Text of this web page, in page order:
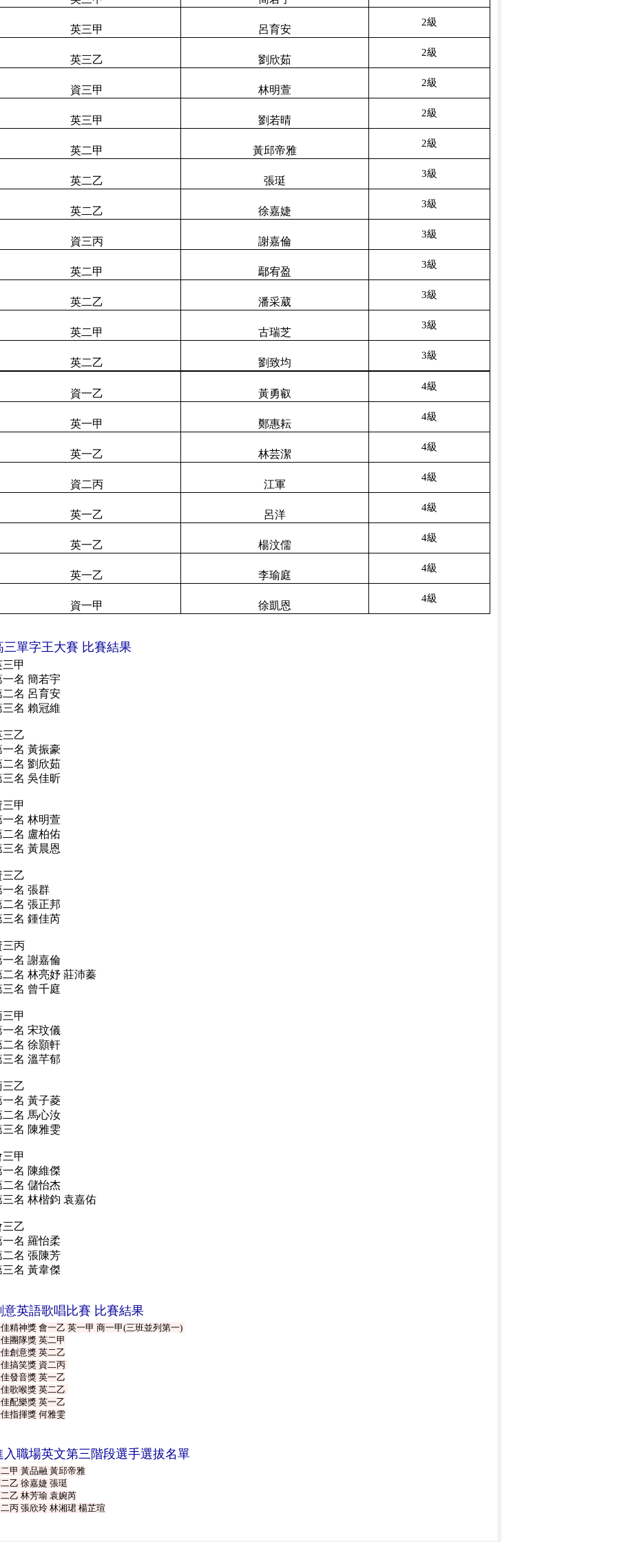
英三甲 呂育安
2級
英三乙 劉欣茹
2級
資三甲 林明萱
2級
英三甲 劉若晴
2級
英二甲 黃邱帝雅
2級
英二乙 張珽
3級
英二乙 徐嘉婕
3級
資三丙 謝嘉倫
3級
英二甲 鄢宥盈
3級
英二乙 潘采葳
3級
英二甲 古瑞芝
3級
英二乙 劉致均
3級
資一乙 黃勇叡
4級
英一甲 鄭惠耘
4級
英一乙 林芸潔
4級
資二丙 江軍
4級
英一乙 呂洋
4級
英一乙 楊汶儒
4級
英一乙 李瑜庭
4級
資一甲 徐凱恩
4級
三單字王大賽 比賽結果
甲
一名 簡若宇
二名 呂育安
三名 賴冠維
三乙
一名 黃振豪
二名 劉欣茹
三名 吳佳昕
甲
一名 林明萱
二名 盧柏佑
三名 黃晨恩
三乙
一名 張群
二名 張正邦
三名 鍾佳芮
三丙
一名 謝嘉倫
二名 林亮妤 莊沛蓁
三名 曾千庭
甲
一名 宋玟儀
二名 徐顥軒
三名 溫芊郁
三乙
一名 黃子菱
二名 馬心汝
三名 陳雅雯
甲
一名 陳維傑
二名 儲怡杰
三名 林楷鈞 袁嘉佑
三乙
一名 羅怡柔
二名 張陳芳
三名 黃韋傑
意英語歌唱比賽 比賽結果
精神獎 會一乙 英一甲 商一甲(三班並列第一)
團隊獎 英二甲
創意獎 英二乙
搞笑獎 資二丙
發音獎 英一乙
歌喉獎 英二乙
配樂獎 英一乙
指揮獎 何雅雯
入職場英文第三階段選手選拔名單
甲 黃品融 黃邱帝雅
乙 徐嘉婕 張珽
乙 林芳瑜 袁婉芮
丙 張欣玲 林湘珺 楊芷瑄